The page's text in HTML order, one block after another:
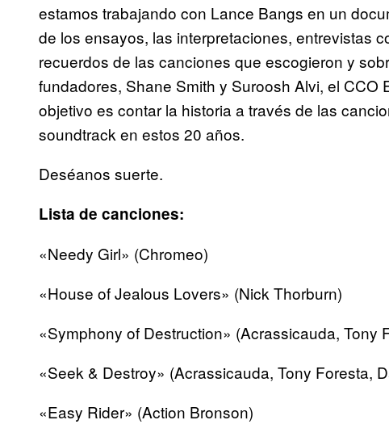
estamos trabajando con Lance Bangs en un
de los ensayos, las interpretaciones, entrevistas
recuerdos de las canciones que escogieron y
fundadores, Shane Smith y Suroosh Alvi, el CCO
objetivo es contar la historia a través de las
soundtrack en estos 20 años.
Deséanos suerte.
Lista de canciones:
«Needy Girl» (Chromeo)
«House of Jealous Lovers» (Nick Thorburn)
«Symphony of Destruction» (Acrassicauda, Tony
«Seek & Destroy» (Acrassicauda, Tony Foresta,
«Easy Rider» (Action Bronson)